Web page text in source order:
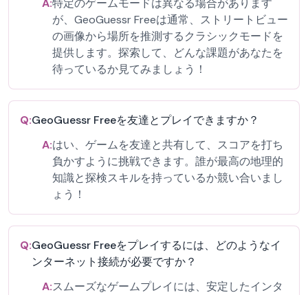
A:特定のゲームモードは異なる場合があります
が、GeoGuessr Freeは通常、ストリートビュー
の画像から場所を推測するクラシックモードを
提供します。探索して、どんな課題があなたを
待っているか見てみましょう！
Q:GeoGuessr Freeを友達とプレイできますか？
A:はい、ゲームを友達と共有して、スコアを打ち
負かすように挑戦できます。誰が最高の地理的
知識と探検スキルを持っているか競い合いまし
ょう！
Q:GeoGuessr Freeをプレイするには、どのようなイ
ンターネット接続が必要ですか？
A:スムーズなゲームプレイには、安定したインタ